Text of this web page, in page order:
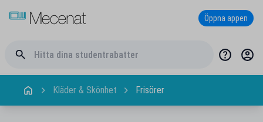
Öppna appen
Kläder & Skönhet Frisörer